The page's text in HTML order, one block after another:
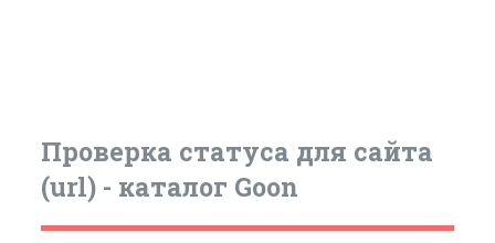
Проверка статуса для сайта
(url) - каталог Goon